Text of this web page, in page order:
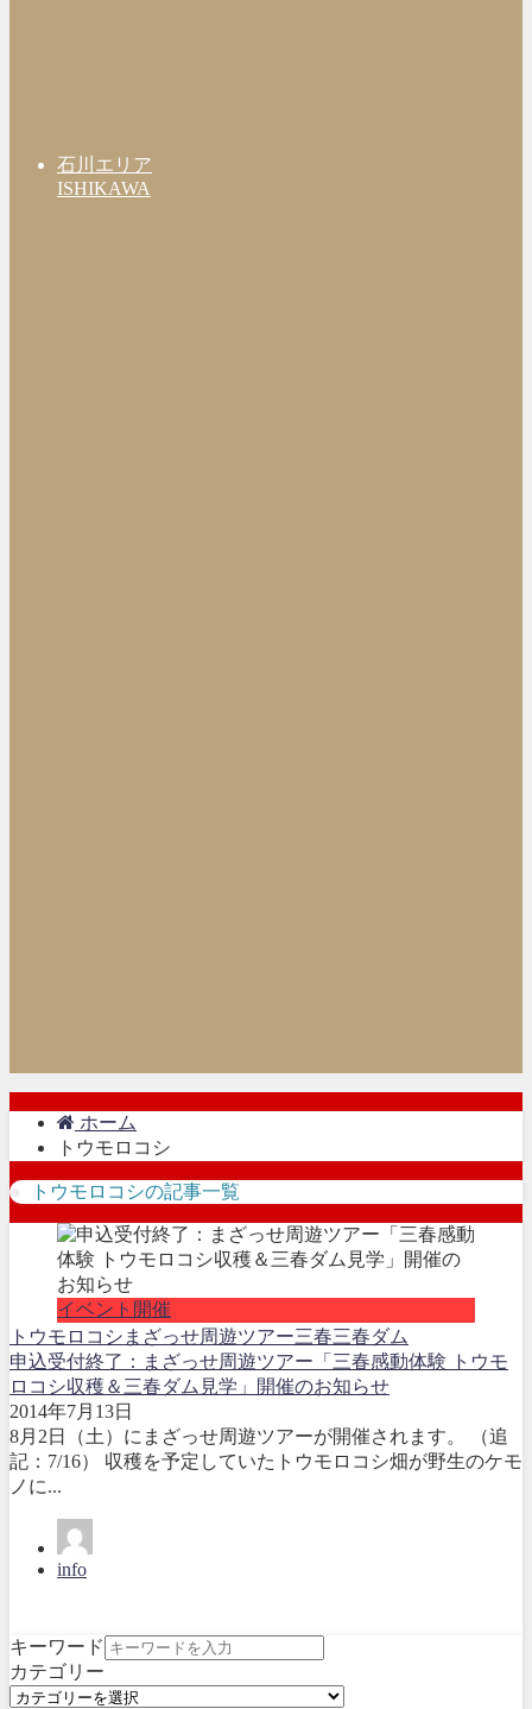
石川エリア
ISHIKAWA
ホーム
トウモロコシ
トウモロコシの記事一覧
イベント開催
トウモロコシ まざっせ周遊ツアー三春三春ダム
申込受付終了：まざっせ周遊ツアー「三春感動体験 トウモ
ロコシ収穫＆三春ダム見学」開催のお知らせ
2014年7月13日
8月2日（土）にまざっせ周遊ツアーが開催されます。 （追
記：7/16） 収穫を予定していたトウモロコシ畑が野生のケモ
ノに...
info
キーワード
カテゴリー